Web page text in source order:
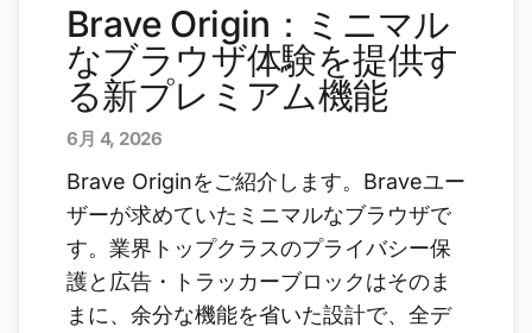
Brave Origin：ミニマル
なブラウザ体験を提供す
る新プレミアム機能
6月 4, 2026
Brave Originをご紹介します。Braveユー
ザーが求めていたミニマルなブラウザで
す。業界トップクラスのプライバシー保
護と広告・トラッカーブロックはそのま
まに、余分な機能を省いた設計で、全デ